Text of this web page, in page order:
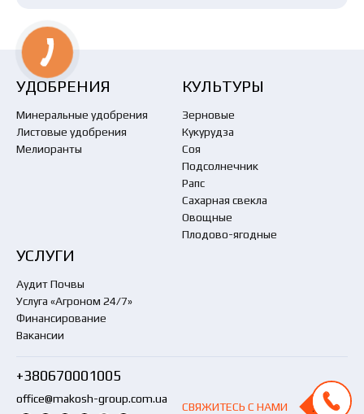
УДОБРЕНИЯ
Минеральные удобрения
Листовые удобрения
Мелиоранты
КУЛЬТУРЫ
Зерновые
Кукурудза
Соя
Подсолнечник
Рапс
Сахарная свекла
Овощные
Плодово-ягодные
УСЛУГИ
Аудит Почвы
Услуга «Агроном 24/7»
Финансирование
Вакансии
+380670001005
office@makosh-group.com.ua
СВЯЖИТЕСЬ С НАМИ